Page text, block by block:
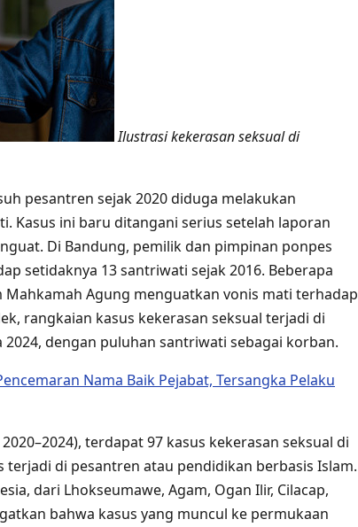
Ilustrasi kekerasan seksual di
pesantren sejak 2020 diduga melakukan
Kasus ini baru ditangani serius setelah laporan
Di Bandung, pemilik dan pimpinan ponpes
setidaknya 13 santriwati sejak 2016. Beberapa
Agung menguatkan vonis mati terhadap
rangkaian kasus kekerasan seksual terjadi di
dengan puluhan santriwati sebagai korban.
Nama Baik Pejabat, Tersangka Pelaku
terdapat 97 kasus kekerasan seksual di
terjadi di pesantren atau pendidikan berbasis Islam.
dari Lhokseumawe, Agam, Ogan Ilir, Cilacap,
bahwa kasus yang muncul ke permukaan